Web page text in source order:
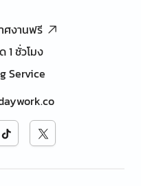
ศงานฟรี
1 ชั่วโมง
Service